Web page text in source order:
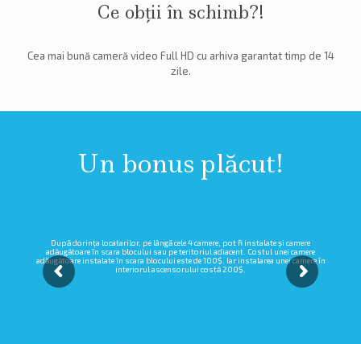
Ce obții în schimb?!
Cea mai bună cameră video Full HD cu arhiva garantat timp de 14
zile.
Un bonus plăcut!
După dorința locatarilor, pe lângă cele 4 camere, pot fi instalate și camere
adăugătoare în scara blocului sau pe teritoriul adiacent. Costul unei camere
adăugătoare instalate în scara blocului este de 100$. Iar instalarea unei camere în
interiorul ascensorului costă 200$.